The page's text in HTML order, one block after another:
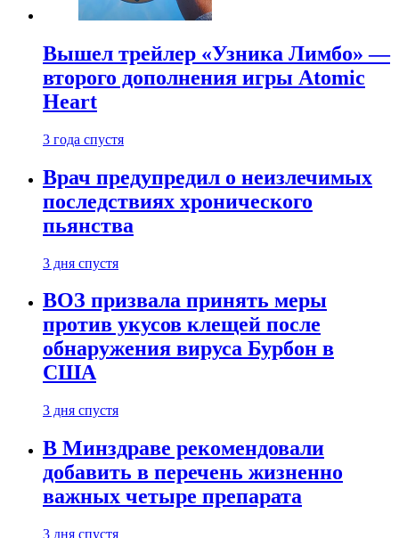
Вышел трейлер «Узника Лимбо» —
второго дополнения игры Atomic
Heart
3 года спустя
Врач предупредил о неизлечимых
последствиях хронического
пьянства
3 дня спустя
ВОЗ призвала принять меры
против укусов клещей после
обнаружения вируса Бурбон в
США
3 дня спустя
В Минздраве рекомендовали
добавить в перечень жизненно
важных четыре препарата
3 дня спустя